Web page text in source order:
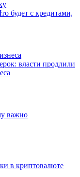
будет с кредитами,
власти продлили
важно
в криптовалюте